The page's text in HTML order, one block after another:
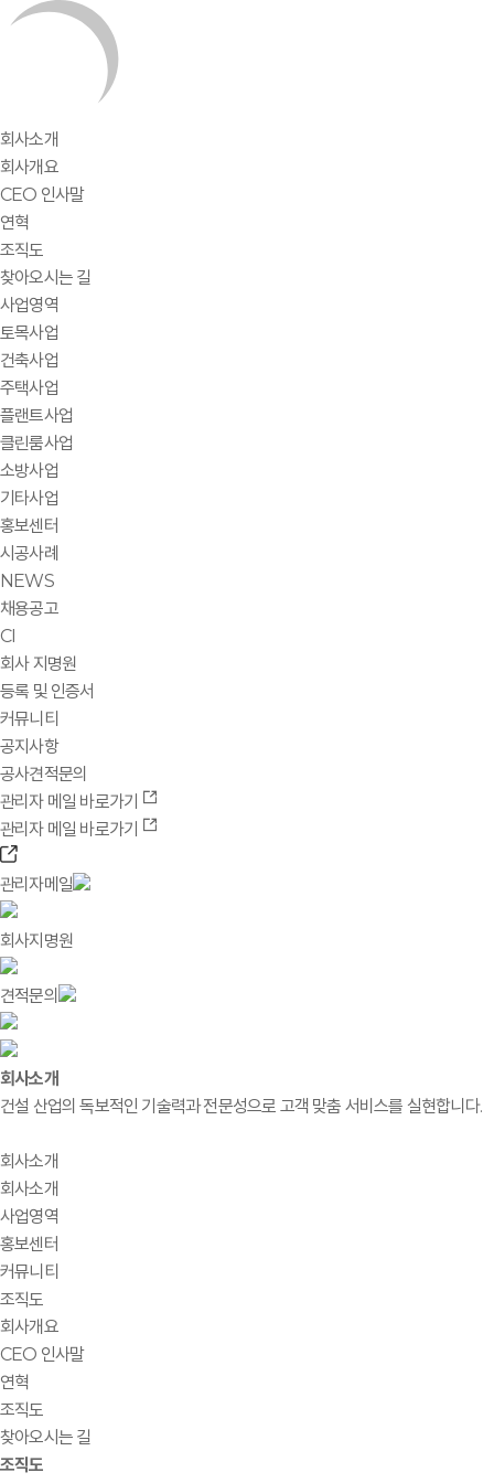
회사소개
회사개요
CEO 인사말
연혁
조직도
찾아오시는 길
사업영역
토목사업
건축사업
주택사업
플랜트사업
클린룸사업
소방사업
기타사업
홍보센터
시공사례
NEWS
채용공고
CI
회사 지명원
등록 및 인증서
커뮤니티
공지사항
공사견적문의
관리자 메일 바로가기
관리자 메일 바로가기
관리자메일
회사지명원
견적문의
회사소개
건설 산업의 독보적인 기술력과 전문성으로 고객 맞춤 서비스를 실현합니다.
회사소개
회사소개
사업영역
홍보센터
커뮤니티
조직도
회사개요
CEO 인사말
연혁
조직도
찾아오시는 길
조직도